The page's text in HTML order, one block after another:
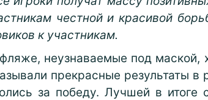
честной и красивой
к участникам.
неузнаваемые под маской,
прекрасные результаты в
за победу. Лучшей в итоге